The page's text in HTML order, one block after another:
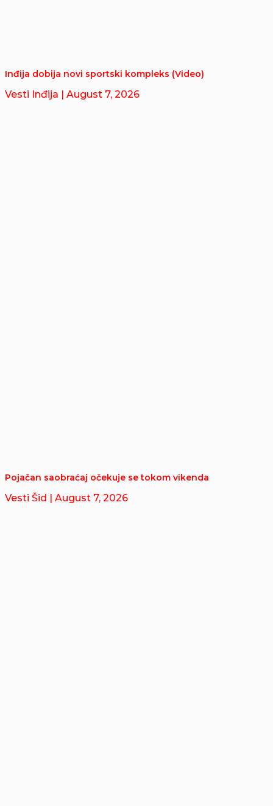
Inđija dobija novi sportski kompleks (Video)
Vesti Inđija | August 7, 2026
Pojačan saobraćaj očekuje se tokom vikenda
Vesti Šid | August 7, 2026